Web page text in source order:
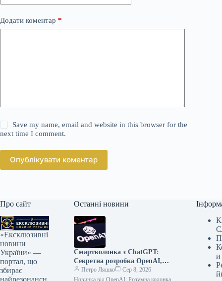
Додати коментар *
Save my name, email and website in this browser for the
next time I comment.
Опублікувати коментар
Про сайт
«Ексклюзивні
новини
України» —
портал, що
збирає
найрезонансн
Останні новини
Смартколонка з ChatGPT:
Секретна розробка OpenAI,
що змінить усе
Петро Ляшко
Сер 8, 2026
Новинка від OpenAI: Розумна колонка
и